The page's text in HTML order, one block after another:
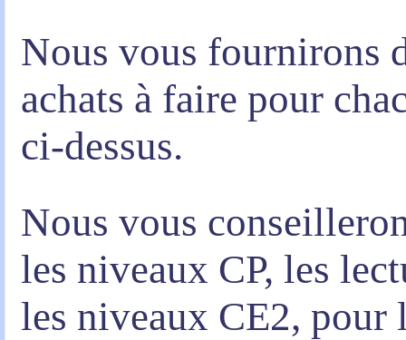
Nous vous fournirons
achats à faire pour
ci-dessus.
Nous vous
les niveaux CP, les
les niveaux CE2,